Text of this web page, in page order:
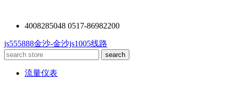
4008285048 0517-86982200
js555888金沙-金沙js1005线路
流量仪表